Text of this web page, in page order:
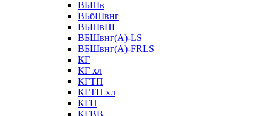
ВБШв
ВБбШвнг
ВБШвНГ
ВБШвнг(А)-LS
ВБШвнг(А)-FRLS
КГ
КГ хл
КГТП
КГТП хл
КГН
КГВВ